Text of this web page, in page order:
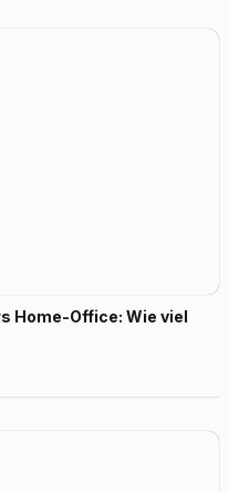
Home-Office: Wie viel